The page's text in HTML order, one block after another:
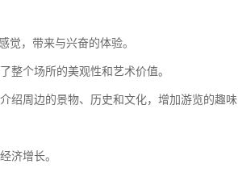
，带来与兴奋的体验。
整个场所的美观性和艺术价值。
绍周边的景物、历史和文化，增加游览的趣味
济增长。